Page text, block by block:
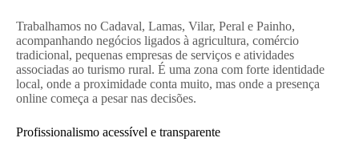
Trabalhamos no Cadaval, Lamas, Vilar, Peral e Painho,
acompanhando negócios ligados à agricultura, comércio
tradicional, pequenas empresas de serviços e atividades
associadas ao turismo rural. É uma zona com forte identidade
local, onde a proximidade conta muito, mas onde a presença
online começa a pesar nas decisões.
Profissionalismo acessível e transparente